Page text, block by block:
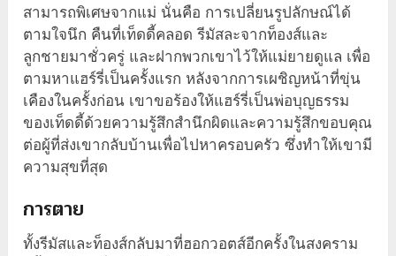
สามารถพิเศษจากแม่ นั่นคือ การเปลี่ยนรูปลักษณ์ได้
ตามใจนึก คืนที่เท็ดดี้คลอด รีมัสละจากท็องส์และ
ลูกชายมาชั่วครู่ และฝากพวกเขาไว้ให้แม่ยายดูแล เพื่อ
ตามหาแฮร์รี่เป็นครั้งแรก หลังจากการเผชิญหน้าที่ขุ่น
เคืองในครั้งก่อน เขาขอร้องให้แฮร์รี่เป็นพ่อบุญธรรม
ของเท็ดดี้ด้วยความรู้สึกสำนึกผิดและความรู้สึกขอบคุณ
ต่อผู้ที่ส่งเขากลับบ้านเพื่อไปหาครอบครัว ซึ่งทำให้เขามี
ความสุขที่สุด
การตาย
ทั้งรีมัสและท็องส์กลับมาที่ฮอกวอตส์อีกครั้งในสงคราม